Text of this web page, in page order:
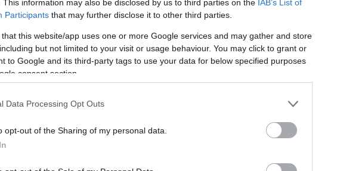
This information may also be disclosed by us to third parties on the IAB’s List of
Participants that may further disclose it to other third parties.
that this website/app uses one or more Google services and may gather and store
but not limited to your visit or usage behaviour. You may click to grant or
to Google and its third-party tags to use your data for below specified purposes
consent section.
Data Processing Opt Outs
opt-out of the Sharing of my personal data.
της Νομαρχιακής,Λεωνίδα Καρίγιαννηκαι την
Μαριόλη, οι δηλώσεις της Έλενας Ακρίτα συζητήθηκαν σε
συνεδρίαση του οργάνου όπου αποφασίστηκε η καταγγελία στην ΚΟ
Γραμματεία και η παραπομπή της στην Επιτροπή Δεοντολογίας.